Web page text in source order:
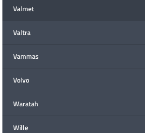
Valmet
Valtra
Vammas
Volvo
Waratah
Wille